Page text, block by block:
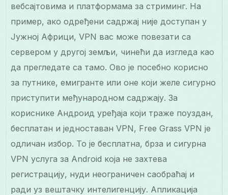
вебсајтовима и платформама за стриминг. На
пример, ако одређени садржај није доступан у
Јужној Африци, VPN вас може повезати са
сервером у другој земљи, чинећи да изгледа као
да прегледате са тамо. Ово је посебно корисно
за путнике, емигранте или оне који желе сигурно
приступити међународном садржају. За
кориснике Андроид уређаја који траже поуздан,
бесплатан и једноставан VPN, Free Grass VPN је
одличан избор. То је бесплатна, брза и сигурна
VPN услуга за Android која не захтева
регистрацију, нуди неограничен саобраћај и
ради уз вештачку интелигенцију. Апликација